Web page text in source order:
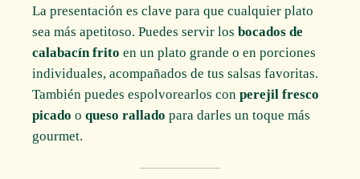
La presentación es clave para que cualquier plato
sea más apetitoso. Puedes servir losbocados de
calabacín frito en un plato grande o en porciones
individuales, acompañados de tus salsas favoritas.
También puedes espolvorearlos conperejil fresco
picado oqueso rallado para darles un toque más
gourmet.